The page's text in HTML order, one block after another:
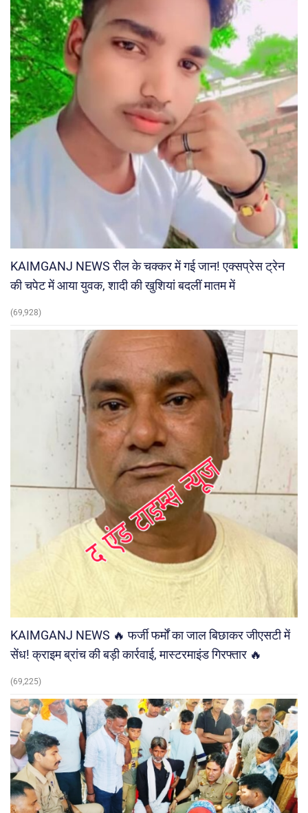
KAIMGANJ NEWS रील के चक्कर में गई जान! एक्सप्रेस ट्रेन
की चपेट में आया युवक, शादी की खुशियां बदलीं मातम में
(69,928)
KAIMGANJ NEWS 🔥 फर्जी फर्मों का जाल बिछाकर जीएसटी में
सेंध! क्राइम ब्रांच की बड़ी कार्रवाई, मास्टरमाइंड गिरफ्तार 🔥
(69,225)